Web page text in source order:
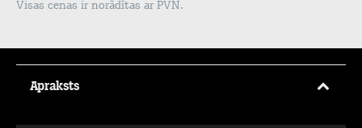
Visas cenas ir norādītas ar PVN.
Apraksts